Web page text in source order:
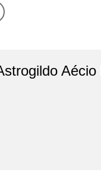
Aécio